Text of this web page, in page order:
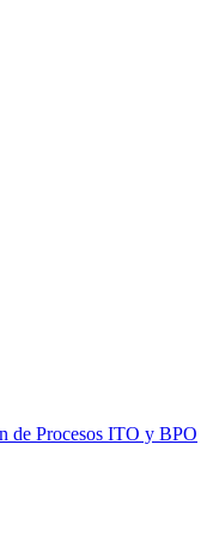
de Procesos ITO y BPO